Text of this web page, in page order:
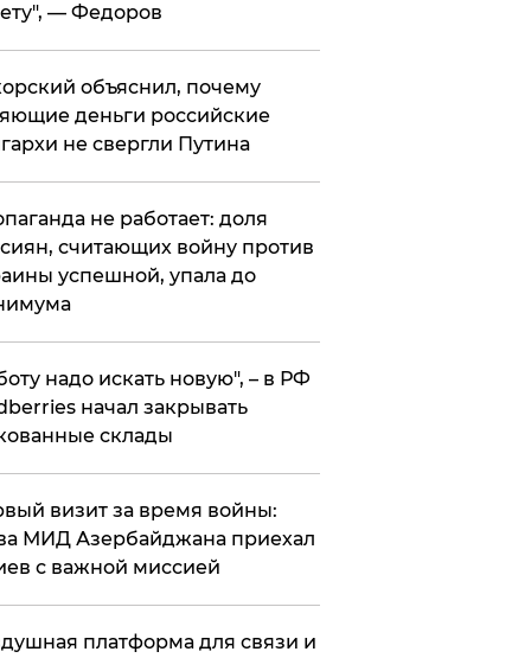
— Федоров
объяснил, почему
деньги российские
не свергли Путина
не работает: доля
считающих войну против
успешной, упала до
надо искать новую", – в РФ
начал закрывать
склады
визит за время войны:
МИД Азербайджана приехал
с важной миссией
платформа для связи и